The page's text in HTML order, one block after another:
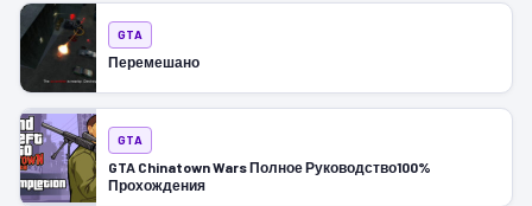
GTA
Перемешано
GTA
GTA Chinatown Wars Полное Руководство100%
Прохождения